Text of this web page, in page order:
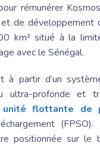
rémunérer
et de
km² situé à la
avec le Sénégal.
à partir d’un
ultra-profonde et
unité flottante de
positionnée sur le